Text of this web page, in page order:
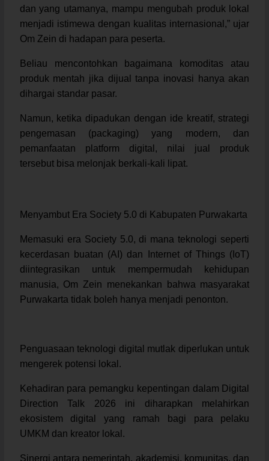
dan yang utamanya, mampu mengubah produk lokal
menjadi istimewa dengan kualitas internasional,” ujar
Om Zein di hadapan para peserta.
Beliau mencontohkan bagaimana komoditas atau
produk mentah jika dijual tanpa inovasi hanya akan
dihargai standar pasar.
Namun, ketika dipadukan dengan ide kreatif, strategi
pengemasan (packaging) yang modern, dan
pemanfaatan platform digital, nilai jual produk
tersebut bisa melonjak berkali-kali lipat.
Menyambut Era Society 5.0 di Kabupaten Purwakarta
Memasuki era Society 5.0, di mana teknologi seperti
kecerdasan buatan (AI) dan Internet of Things (IoT)
diintegrasikan untuk mempermudah kehidupan
manusia, Om Zein menekankan bahwa masyarakat
Purwakarta tidak boleh hanya menjadi penonton.
Penguasaan teknologi digital mutlak diperlukan untuk
mengerek potensi lokal.
Kehadiran para pemangku kepentingan dalam Digital
Direction Talk 2026 ini diharapkan melahirkan
ekosistem digital yang ramah bagi para pelaku
UMKM dan kreator lokal.
Sinergi antara pemerintah, akademisi, komunitas, dan